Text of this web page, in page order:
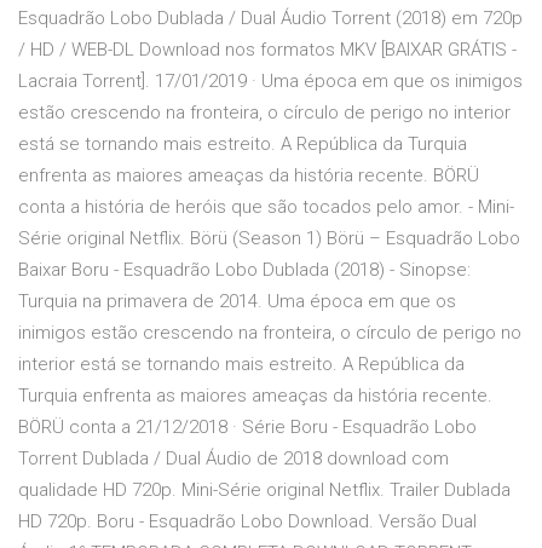
Esquadrão Lobo Dublada / Dual Áudio Torrent (2018) em 720p
/ HD / WEB-DL Download nos formatos MKV [BAIXAR GRÁTIS -
Lacraia Torrent]. 17/01/2019 · Uma época em que os inimigos
estão crescendo na fronteira, o círculo de perigo no interior
está se tornando mais estreito. A República da Turquia
enfrenta as maiores ameaças da história recente. BÖRÜ
conta a história de heróis que são tocados pelo amor. - Mini-
Série original Netflix. Börü (Season 1) Börü – Esquadrão Lobo
Baixar Boru - Esquadrão Lobo Dublada (2018) - Sinopse:
Turquia na primavera de 2014. Uma época em que os
inimigos estão crescendo na fronteira, o círculo de perigo no
interior está se tornando mais estreito. A República da
Turquia enfrenta as maiores ameaças da história recente.
BÖRÜ conta a 21/12/2018 · Série Boru - Esquadrão Lobo
Torrent Dublada / Dual Áudio de 2018 download com
qualidade HD 720p. Mini-Série original Netflix. Trailer Dublada
HD 720p. Boru - Esquadrão Lobo Download. Versão Dual